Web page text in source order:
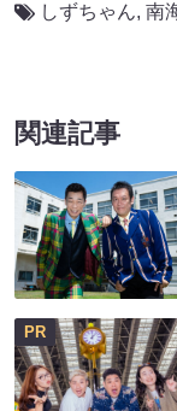
しずちゃん, 南
関連記事
PR